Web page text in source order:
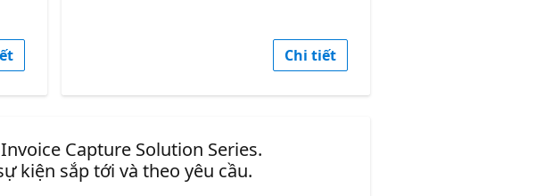
Chi tiết
Capture Solution Series.
kiện sắp tới và theo yêu cầu.